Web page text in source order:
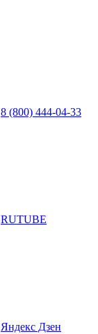
8 (800) 444-04-33
RUTUBE
Яндекс Дзен